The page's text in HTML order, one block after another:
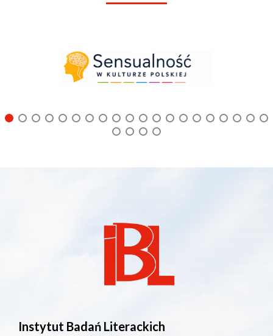
Instytut Badań Literackich